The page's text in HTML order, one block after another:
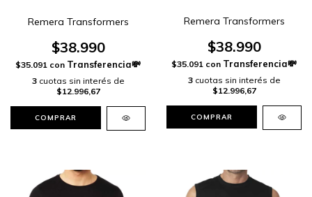
Remera Transformers
$38.990
$35.091 con
3 cuotas sin interés de
$12.996,67
COMPRAR
Remera Transformers
$38.990
$35.091 con
3 cuotas sin interés de
$12.996,67
COMPRAR